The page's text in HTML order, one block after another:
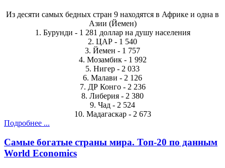
Из десяти самых бедных стран 9 находятся в Африке и одна в
Азии (Йемен)
1. Бурунди - 1 281 доллар на душу населения
2. ЦАР - 1 540
3. Йемен - 1 757
4. Мозамбик - 1 992
5. Нигер - 2 033
6. Малави - 2 126
7. ДР Конго - 2 236
8. Либерия - 2 380
9. Чад - 2 524
10. Мадагаскар - 2 673
Подробнее ...
Самые богатые страны мира. Топ-20 по данным
World Economics